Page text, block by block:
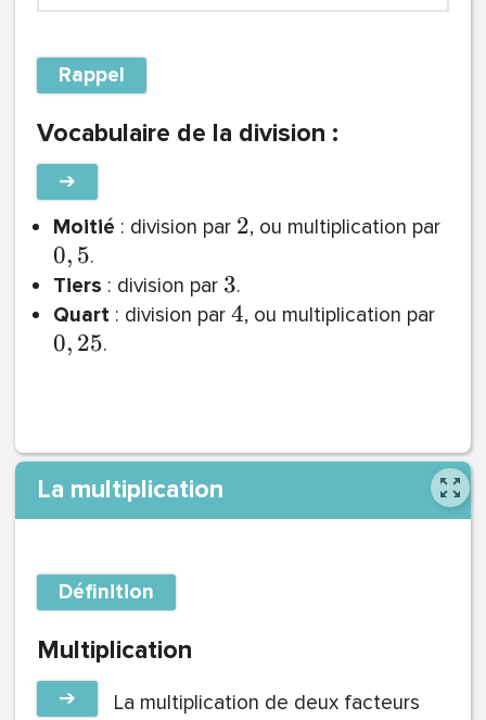
Rappel
Vocabulaire de la division :
➔
Moitié : division par 2, ou multiplication par
0, 5.
Tiers : division par 3.
Quart : division par 4, ou multiplication par
0, 25.
La multiplication
Définition
Multiplication
➔
La multiplication de deux facteurs